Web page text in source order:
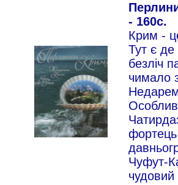
- 160с.
Крим -
Тут є
безліч
чимало
Чуфут-